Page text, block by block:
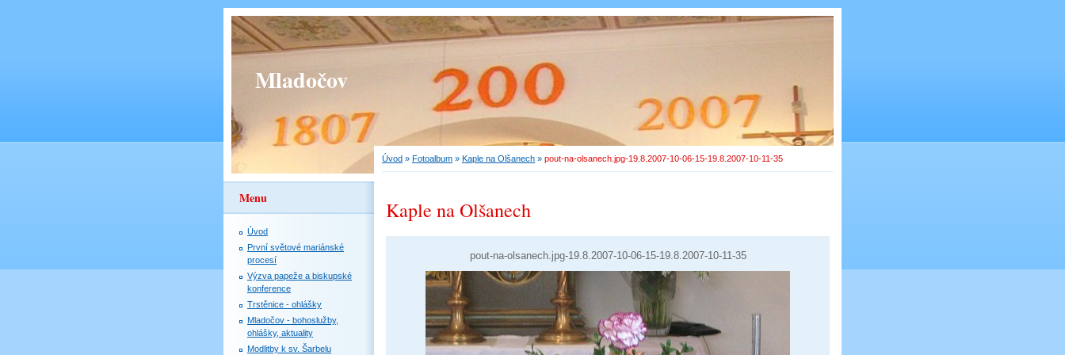
Mladočov
Úvod » Fotoalbum » Kaple na Olšanech » pout-na-olsanech.jpg-19.8.2007-10-06-15-19.8.2007-10-11-35
Kaple na Olšanech
pout-na-olsanech.jpg-19.8.2007-10-06-15-19.8.2007-10-11-35
Menu
Úvod
První světové mariánské
procesí
Výzva papeže a biskupské
konference
Trstěnice - ohlášky
Mladočov - bohoslužby,
ohlášky, aktuality
Modlitby k sv. Šarbelu